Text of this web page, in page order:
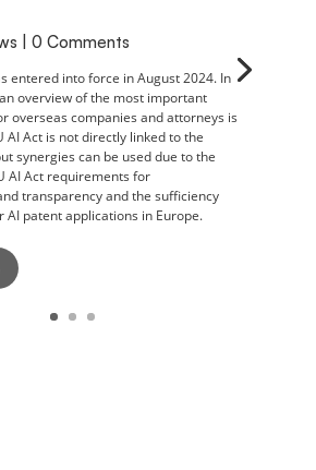
| 0 Comments
entered into force in August 2024. In
overview of the most important
overseas companies and attorneys is
AI Act is not directly linked to the
synergies can be used due to the
AI Act requirements for
transparency and the sufficiency
AI patent applications in Europe.